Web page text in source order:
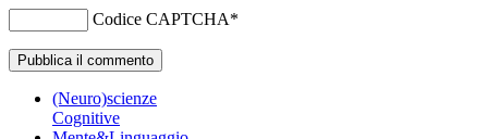
Codice CAPTCHA*
(Neuro)scienze
Cognitive